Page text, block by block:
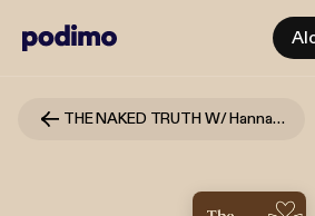
THE NAKED TRUTH W/ Hannah Rochelle